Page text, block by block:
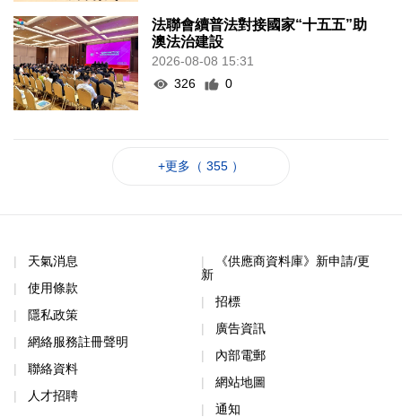
法聯會續普法對接國家“十五五”助
澳法治建設
2026-08-08 15:31
326
0
+更多（ 355 ）
天氣消息
使用條款
隱私政策
網絡服務註冊聲明
聯絡資料
人才招聘
《供應商資料庫》新申請/更
新
招標
廣告資訊
內部電郵
網站地圖
通知